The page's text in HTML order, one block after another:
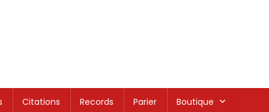
Citations Records Parier Boutique